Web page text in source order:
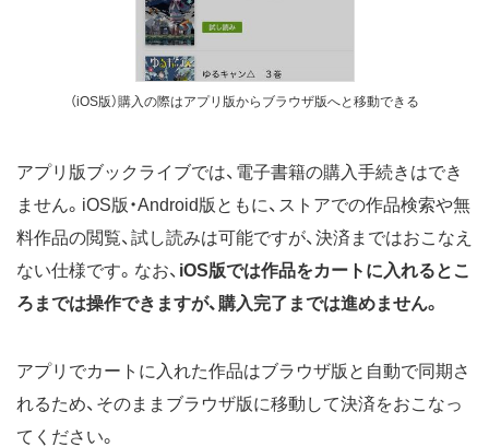
（iOS版）購入の際はアプリ版からブラウザ版へと移動できる
アプリ版ブックライブでは、電子書籍の購入手続きはでき
ません。iOS版・Android版ともに、ストアでの作品検索や無
料作品の閲覧、試し読みは可能ですが、決済まではおこなえ
ない仕様です。なお、 iOS版では作品をカートに入れるとこ
ろまでは操作できますが、購入完了までは進めません。
アプリでカートに入れた作品はブラウザ版と自動で同期さ
れるため、そのままブラウザ版に移動して決済をおこなっ
てください。